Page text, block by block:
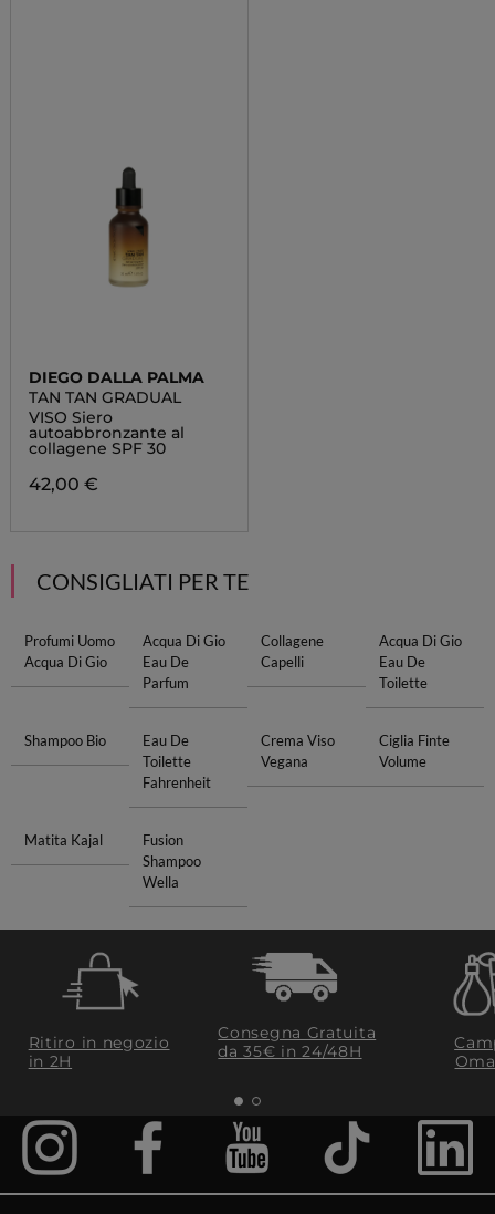
DIEGO DALLA PALMA
TAN TAN GRADUAL
VISO Siero
autoabbronzante al
collagene SPF 30
42,00 €
CONSIGLIATI PER TE
Profumi Uomo
Acqua Di Gio
Acqua Di Gio
Eau De
Parfum
Collagene
Capelli
Acqua Di Gio
Eau De
Toilette
Shampoo Bio
Eau De
Toilette
Fahrenheit
Crema Viso
Vegana
Ciglia Finte
Volume
Matita Kajal
Fusion
Shampoo
Wella
Ritiro in negozio
in 2H
Consegna Gratuita
da 35€​ in 24/48H